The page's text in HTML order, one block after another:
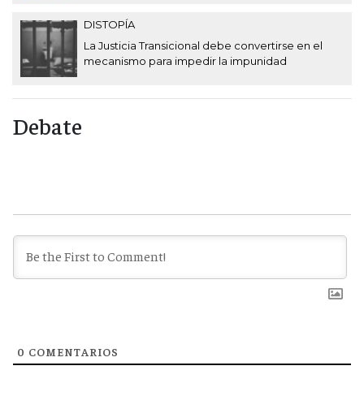
DISTOPÍA
La Justicia Transicional debe convertirse en el
mecanismo para impedir la impunidad
Debate
0 COMENTARIOS